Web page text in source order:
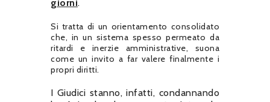
giorni.
Si tratta di un orientamento consolidato
che, in un sistema spesso permeato da
ritardi e inerzie amministrative, suona
come un invito a far valere finalmente i
propri diritti.
I Giudici stanno, infatti, condannando